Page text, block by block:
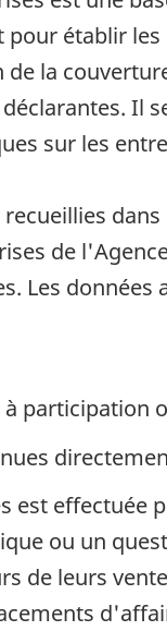
établir les
la
Il
sur les
recueillies
de
Les
participation
est effectuée
ou un
de leurs